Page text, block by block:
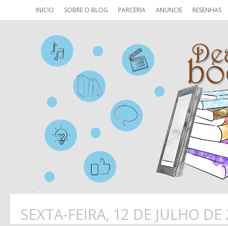
INICIO SOBRE O BLOG PARCERIA ANUNCIE RESENHAS
SEXTA-FEIRA, 12 DE JULHO